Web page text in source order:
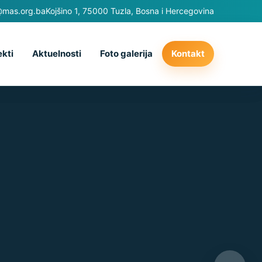
Kojšino 1, 75000 Tuzla, Bosna i Hercegovina
Aktuelnosti Foto galerija Kontakt